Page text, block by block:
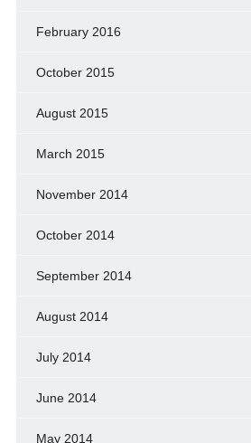
February 2016
October 2015
August 2015
March 2015
November 2014
October 2014
September 2014
August 2014
July 2014
June 2014
May 2014